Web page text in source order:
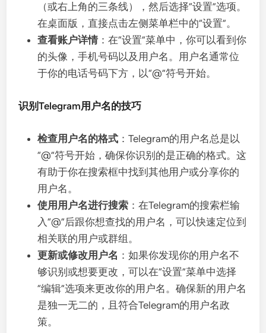
（或右上角的三条线），然后选择“设置”选项。
在桌面版，直接点击左侧菜单栏中的“设置”。
查看账户详情 ：在“设置”菜单中，你可以看到你
的头像，手机号码以及用户名。用户名通常位
于你的电话号码下方，以“@”符号开始。
识别Telegram用户名的技巧
检查用户名的格式 ：Telegram的用户名总是以
“@”符号开始，确保你识别的是正确的格式。这
有助于你在搜索框中找到其他用户或分享你的
用户名。
使用用户名进行搜索 ：在Telegram的搜索栏输
入“@”后跟你想查找的用户名，可以快速定位到
相关联的用户或群组。
更新或修改用户名 ：如果你发现你的用户名不
够识别或想要更改，可以在“设置”菜单中选择
“编辑”选项来更改你的用户名。确保新的用户名
是独一无二的，且符合Telegram的用户名政
策。